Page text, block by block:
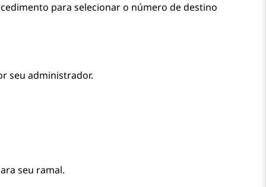
para selecionar o número de destino
seu administrador.
seu ramal.